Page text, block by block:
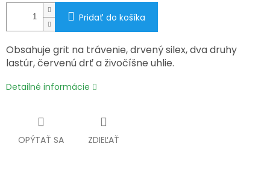
Pridať do košíka
Obsahuje grit na trávenie, drvený silex, dva druhy
lastúr, červenú drť a živočíšne uhlie.
Detailné informácie
OPÝTAŤ SA ZDIEĽAŤ